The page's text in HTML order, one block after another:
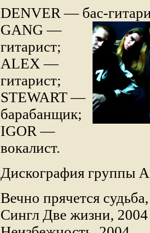
DENVER — бас-
GANG —
гитарист;
ALEX —
гитарист;
STEWART —
барабанщик;
IGOR —
вокалист.
Дискография группы
Вечно прячется
Сингл Две жизни, 2004